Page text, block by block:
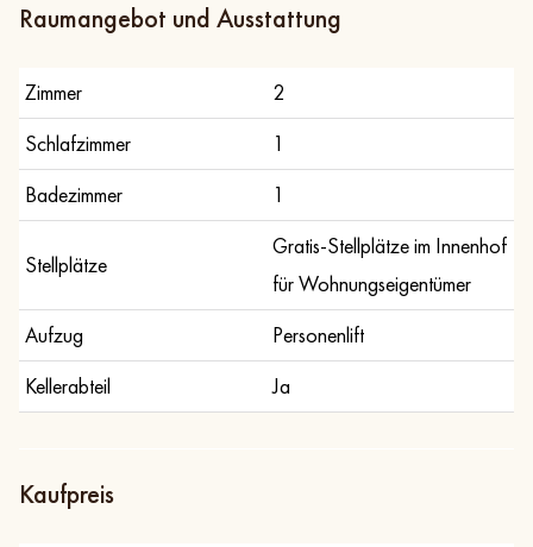
Raumangebot und Ausstattung
Zimmer
2
Schlafzimmer
1
Badezimmer
1
Stellplätze
Gratis-Stellplätze im Innenhof
für Wohnungseigentümer
Aufzug
Personenlift
Kellerabteil
Ja
Kaufpreis